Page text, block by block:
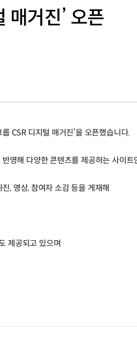
매거진’ 오픈
CSR 디지털 매거진’을 오픈했습니다.
영해 다양한 콘텐츠를 제공하는 사이트
, 영상, 참여자 소감 등을 게재해
제공되고 있으며